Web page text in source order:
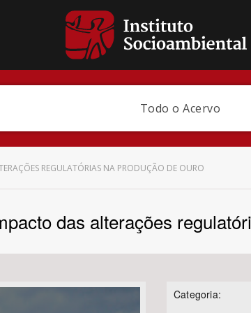
Todo o Acervo
Bioma / Bacia
REGULATÓRIAS NA PRODUÇÃO DE OURO
das alterações
Categoria: